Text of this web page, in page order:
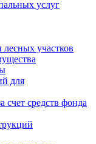
услуг
участков
для
счет средств фонда